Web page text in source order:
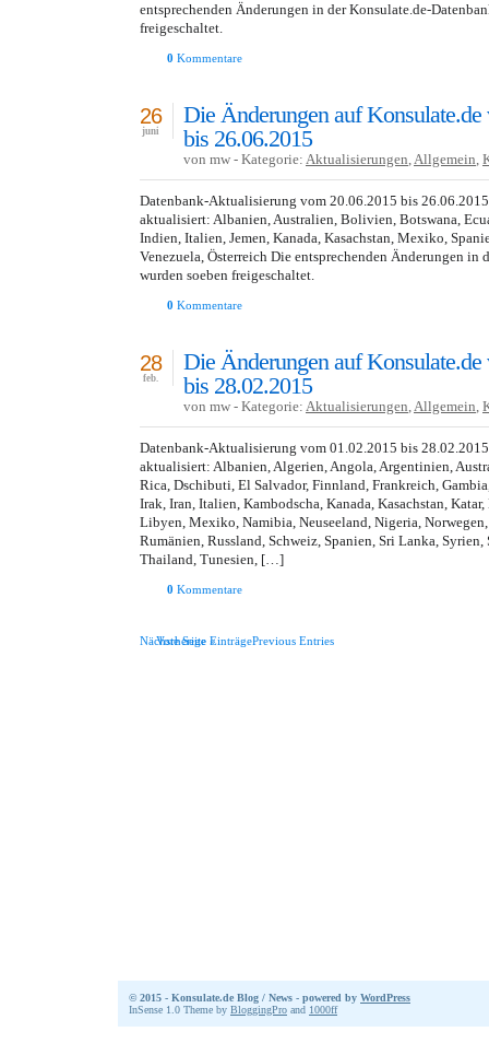
entsprechenden Änderungen in der Konsulate.de-
freigeschaltet.
0 Kommentare
Die Änderungen auf
bis 26.06.2015
26
juni
von mw - Kategorie: Aktualisierungen,Allgemein,
Datenbank-Aktualisierung vom 20.06.2015 bis
aktualisiert: Albanien, Australien, Bolivien, Botswana,
Indien, Italien, Jemen, Kanada, Kasachstan, Mexiko,
Venezuela, Österreich Die entsprechenden Änderungen in
wurden soeben freigeschaltet.
0 Kommentare
Die Änderungen auf
bis 28.02.2015
28
feb.
von mw - Kategorie: Aktualisierungen,Allgemein,
Datenbank-Aktualisierung vom 01.02.2015 bis
aktualisiert: Albanien, Algerien, Angola, Argentinien,
Rica, Dschibuti, El Salvador, Finnland, Frankreich,
Irak, Iran, Italien, Kambodscha, Kanada, Kasachstan,
Libyen, Mexiko, Namibia, Neuseeland, Nigeria, Norwegen,
Rumänien, Russland, Schweiz, Spanien, Sri Lanka,
Thailand, Tunesien, […]
0 Kommentare
Vorherige EinträgePrevious Entries
Nächste Seite »
© 2015 - Konsulate.de Blog / News - powered by WordPress
InSense 1.0 Theme by BloggingPro and 1000ff